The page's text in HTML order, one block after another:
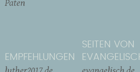
EMPFEHLUNGEN
SEITEN VON